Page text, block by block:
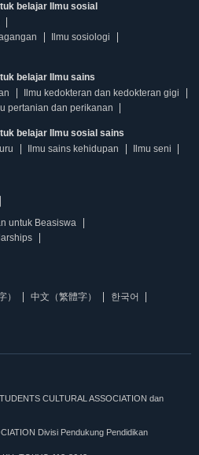
belajar Ilmu sosial
Ilmu sosiologi
belajar Ilmu sains
Ilmu kedokteran dan kedokteran gigi
pertanian dan perikanan
belajar Ilmu sosial sains
Ilmu sains kehidupan
Ilmu seni
untuk Beasiswa
） 中文（繁體字）
한국어
CULTURAL ASSOCIATION dan
Divisi Pendukung Pendidikan